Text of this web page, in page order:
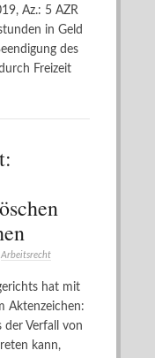
Az.: 5 AZR
in Geld
des
Freizeit
Arbeitsrecht
hat mit
Aktenzeichen:
der Verfall von
kann,